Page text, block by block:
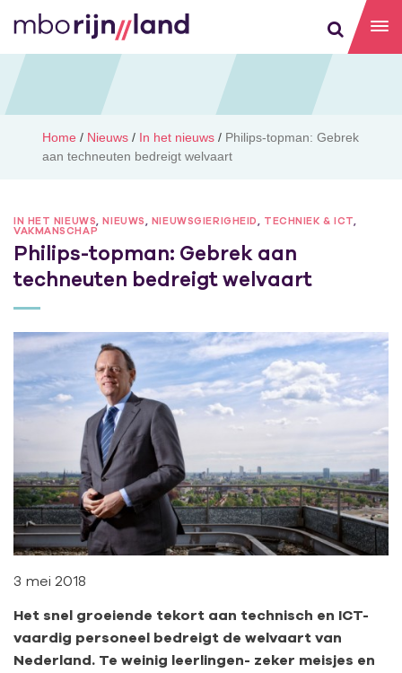
Home / Nieuws / In het nieuws / Philips-topman: Gebrek
aan techneuten bedreigt welvaart
IN HET NIEUWS ,NIEUWS NIEUWSGIERIGHEID TECHNIEK & ICT
VAKMANSCHAP
Philips-topman: Gebrek aan
techneuten bedreigt welvaart
3 mei 2018
Het snel groeiende tekort aan technisch en ICT-
vaardig personeel bedreigt de welvaart van
Nederland. Te weinig leerlingen- zeker meisjes en